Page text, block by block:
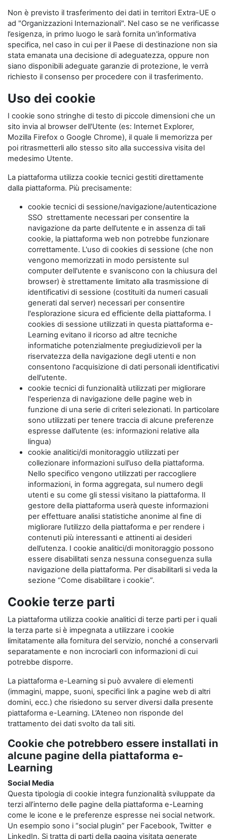
Non è previsto il trasferimento dei dati in territori Extra-UE o
ad "Organizzazioni Internazionali". Nel caso se ne verificasse
l’esigenza, in primo luogo le sarà fornita un'informativa
specifica, nel caso in cui per il Paese di destinazione non sia
stata emanata una decisione di adeguatezza, oppure non
siano disponibili adeguate garanzie di protezione, le verrà
richiesto il consenso per procedere con il trasferimento.
Uso dei cookie
I cookie sono stringhe di testo di piccole dimensioni che un
sito invia al browser dell'Utente (es: Internet Explorer,
Mozilla Firefox o Google Chrome), il quale li memorizza per
poi ritrasmetterli allo stesso sito alla successiva visita del
medesimo Utente.
La piattaforma utilizza cookie tecnici gestiti direttamente
dalla piattaforma. Più precisamente:
cookie tecnici di sessione/navigazione/autenticazione
SSO strettamente necessari per consentire la
navigazione da parte dell’utente e in assenza di tali
cookie, la piattaforma web non potrebbe funzionare
correttamente. L'uso di cookies di sessione (che non
vengono memorizzati in modo persistente sul
computer dell'utente e svaniscono con la chiusura del
browser) è strettamente limitato alla trasmissione di
identificativi di sessione (costituiti da numeri casuali
generati dal server) necessari per consentire
l'esplorazione sicura ed efficiente della piattaforma. I
cookies di sessione utilizzati in questa piattaforma e-
Learning evitano il ricorso ad altre tecniche
informatiche potenzialmente pregiudizievoli per la
riservatezza della navigazione degli utenti e non
consentono l'acquisizione di dati personali identificativi
dell'utente.
cookie tecnici di funzionalità utilizzati per migliorare
l'esperienza di navigazione delle pagine web in
funzione di una serie di criteri selezionati. In particolare
sono utilizzati per tenere traccia di alcune preferenze
espresse dall’utente (es: informazioni relative alla
lingua)
cookie analitici/di monitoraggio utilizzati per
collezionare informazioni sull’uso della piattaforma.
Nello specifico vengono utilizzati per raccogliere
informazioni, in forma aggregata, sul numero degli
utenti e su come gli stessi visitano la piattaforma. Il
gestore della piattaforma userà queste informazioni
per effettuare analisi statistiche anonime al fine di
migliorare l’utilizzo della piattaforma e per rendere i
contenuti più interessanti e attinenti ai desideri
dell’utenza. I cookie analitici/di monitoraggio possono
essere disabilitati senza nessuna conseguenza sulla
navigazione della piattaforma. Per disabilitarli si veda la
sezione “Come disabilitare i cookie”.
Cookie terze parti
La piattaforma utilizza cookie analitici di terze parti per i quali
la terza parte si è impegnata a utilizzare i cookie
limitatamente alla fornitura del servizio, nonché a conservarli
separatamente e non incrociarli con informazioni di cui
potrebbe disporre.
La piattaforma e-Learning si può avvalere di elementi
(immagini, mappe, suoni, specifici link a pagine web di altri
domini, ecc.) che risiedono su server diversi dalla presente
piattaforma e-Learning. L’Ateneo non risponde del
trattamento dei dati svolto da tali siti.
Cookie che potrebbero essere installati in
alcune pagine della piattaforma e-
Learning
Social Media
Questa tipologia di cookie integra funzionalità sviluppate da
terzi all’interno delle pagine della piattaforma e-Learning
come le icone e le preferenze espresse nei social network.
Un esempio sono i “social plugin” per Facebook, Twitter e
LinkedIn. Si tratta di parti della pagina visitata generate